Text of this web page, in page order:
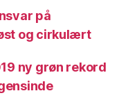
på
og cirkulært
ny grøn rekord